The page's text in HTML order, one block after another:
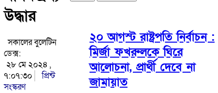
উদ্ধার
সকালের বুলেটিন
ডেক্স:
২৮ মে ২০২৪ ,
৭:০৭:৩০
প্রিন্ট
সংস্করণ
২০ আগস্ট রাষ্ট্রপতি নির্বাচন :
মির্জা ফখরুলকে ঘিরে
আলোচনা, প্রার্থী দেবে না
জামায়াত